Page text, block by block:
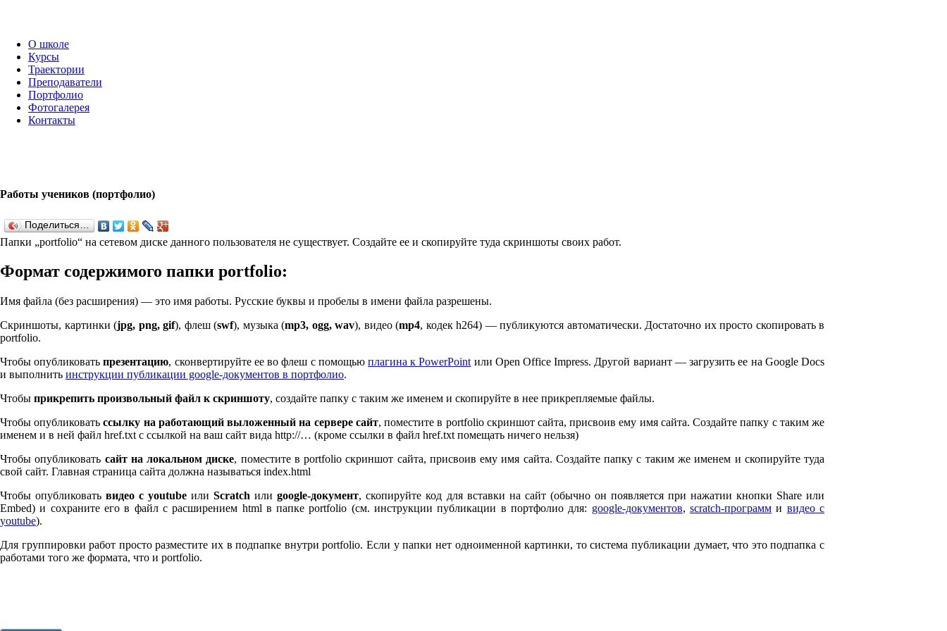
О школе
Курсы
Траектории
Преподаватели
Портфолио
Фотогалерея
Контакты
Работы учеников (портфолио)
Поделиться…
Папки „port­fo­lio“ на сетевом диске данного пользователя не существует. Создайте ее и скопируйте туда скриншоты своих работ.
Формат содержимого папки port­fo­lio:
Имя файла (без расширения) — это имя работы. Русские буквы и пробелы в имени файла разрешены.
Скриншоты, картинки (jpg, png, gif), флеш (swf), музыка (mp3, ogg, wav), видео (mp4, кодек h264) — публикуются автоматически. Достаточно их просто скопировать в
port­fo­lio.
Чтобы опубликоватьпрезентацию, сконвертируйте ее во флеш с помощью плагина к Pow­er­Point или Open Office Impress. Другой вариант — загрузить ее на Google Docs
и выполнить инструкции публикации google-документов в портфолио.
Чтобы прикрепить произвольный файл к скриншоту, создайте папку с таким же именем и скопируйте в нее прикрепляемые файлы.
Чтобы опубликоватьссылку на работающий выложенный на сервере сайт, поместите в port­fo­lio скриншот сайта, присвоив ему имя сайта. Создайте папку с таким же
именем и в ней файл href.txt с ссылкой на ваш сайт вида http://… (кроме ссылки в файл href.txt помещать ничего нельзя)
Чтобы опубликовать сайт на локальном диске, поместите в port­fo­lio скриншот сайта, присвоив ему имя сайта. Создайте папку с таким же именем и скопируйте туда
свой сайт. Главная страница сайта должна называться index.html
Чтобы опубликоватьвидео с youtube илиScratch илиgoogle-документ, скопируйте код для вставки на сайт (обычно он появляется при нажатии кнопки Share или
Embed) и сохраните его в файл с расширением html в папке port­fo­lio (см. инструкции публикации в портфолио для: google-документов,scratch-программ и видео с
youtube).
Для группировки работ просто разместите их в подпапке внутри port­fo­lio. Если у папки нет одноименной картинки, то система публикации думает, что это подпапка с
работами того же формата, что и port­fo­lio.